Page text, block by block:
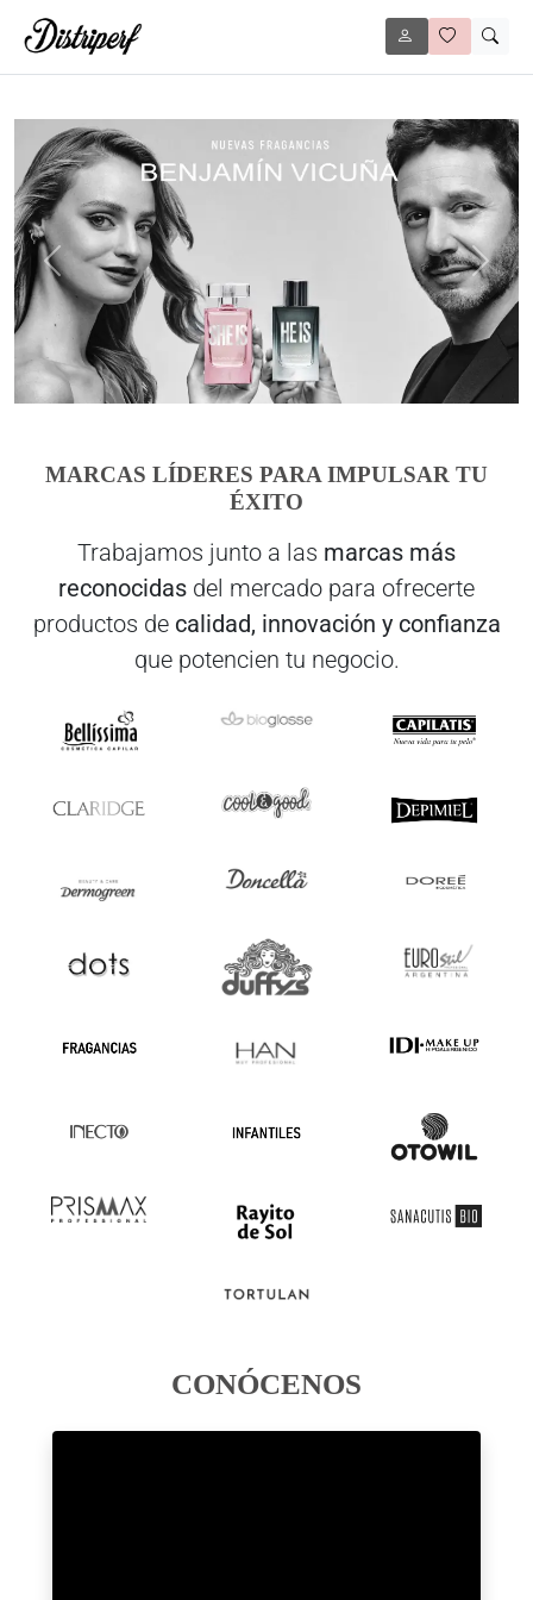
Anterior
MARCAS LÍDERES PARA IMPULSAR TU
ÉXITO
Trabajamos junto a las marcas más
reconocidas del mercado para ofrecerte
productos de calidad, innovación y confianza
que potencien tu negocio.
CONÓCENOS